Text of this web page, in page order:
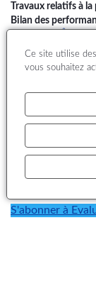
Travaux relatifs à
Bilan des
JEUDI 25 AOÛT 2011
Bilan des
outils de
Evaluation de
VENDREDI 5
Bilan des deux
en France et
S'abonner à
Ce site utilise
vous souhaitez